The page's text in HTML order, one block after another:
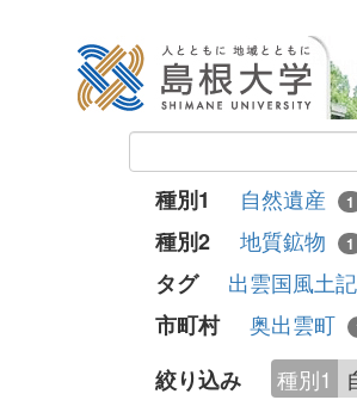
種別1 自然遺産 1
種別2 地質鉱物 1
タグ 出雲国風土記
市町村
奥出雲町
絞り込み 種別1